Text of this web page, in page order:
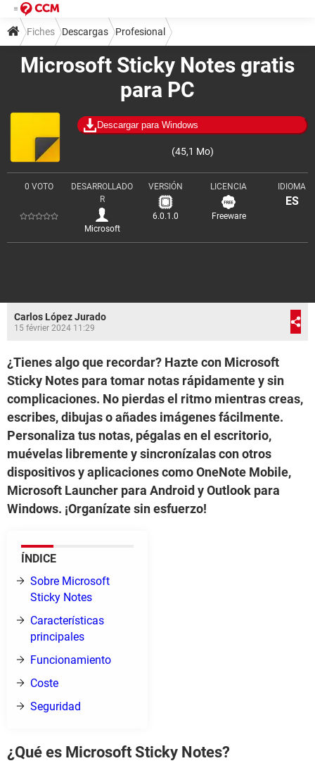
Microsoft Sticky Notes gratis
para PC
Descargar para Windows
(45,1 Mo)
0 VOTO
DESARROLLADO
R
Microsoft
VERSIÓN
6.0.1.0
LICENCIA
Freeware
IDIOMA
ES
Fiches Descargas Profesional
Organización y trabajo en equipo
Carlos López Jurado
15 février 2024 11:29
¿Tienes algo que recordar? Hazte con Microsoft
Sticky Notes para tomar notas rápidamente y sin
complicaciones. No pierdas el ritmo mientras creas,
escribes, dibujas o añades imágenes fácilmente.
Personaliza tus notas, pégalas en el escritorio,
muévelas libremente y sincronízalas con otros
dispositivos y aplicaciones como OneNote Mobile,
Microsoft Launcher para Android y Outlook para
Windows. ¡Organízate sin esfuerzo!
ÍNDICE
Sobre Microsoft
Sticky Notes
Características
principales
Funcionamiento
Coste
Seguridad
¿Qué es Microsoft Sticky Notes?